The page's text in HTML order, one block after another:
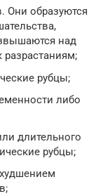
Они образуются
над
рубцы;
либо
длительного
рубцы;